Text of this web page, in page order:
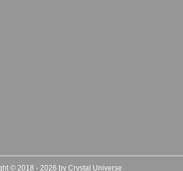
© 2018 - 2026 by Crystal Universe